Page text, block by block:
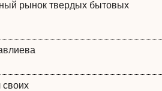
рынок твердых бытовых
своих